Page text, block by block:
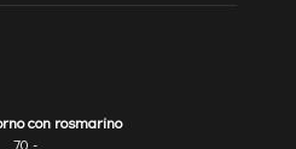
con rosmarino
70,-